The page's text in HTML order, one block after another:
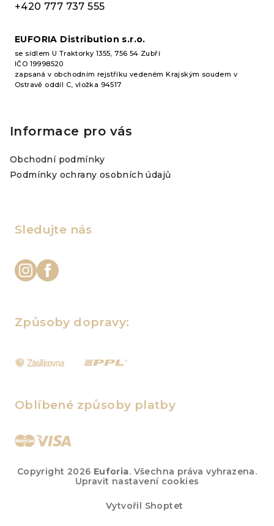
+420 777 737 555
EUFORIA Distribution s.r.o.
se sídlem U Traktorky 1355, 756 54 Zubří
IČO 19998520
zapsaná v obchodním rejstříku vedeném Krajským soudem v
Ostravě oddíl C, vložka 94517
Informace pro vás
Obchodní podmínky
Podmínky ochrany osobních údajů
Sledujte nás
Způsoby dopravy:
Oblíbené způsoby platby
Copyright 2026 Euforia. Všechna práva vyhrazena.
Upravit nastavení cookies
Vytvořil Shoptet